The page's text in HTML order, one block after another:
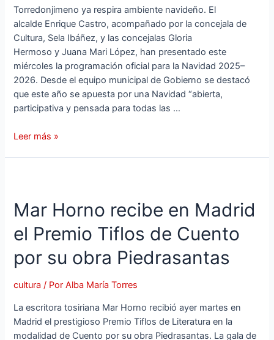
Torredonjimeno ya respira ambiente navideño. El
alcalde Enrique Castro, acompañado por la concejala de
Cultura, Sela Ibáñez, y las concejalas Gloria
Hermoso y Juana Mari López, han presentado este
miércoles la programación oficial para la Navidad 2025–
2026. Desde el equipo municipal de Gobierno se destacó
que este año se apuesta por una Navidad “abierta,
participativa y pensada para todas las …
Leer más »
Mar Horno recibe en Madrid
el Premio Tiflos de Cuento
por su obra Piedrasantas
cultura / PorAlba María Torres
La escritora tosiriana Mar Horno recibió ayer martes en
Madrid el prestigioso Premio Tiflos de Literatura en la
modalidad de Cuento por su obra Piedrasantas. La gala de